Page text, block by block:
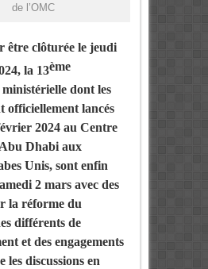
de l’OMC
être clôturée le jeudi
la 13ème
dont les
officiellement lancés
2024 au Centre
Dhabi aux
Unis, sont enfin
2 mars avec des
la réforme du
différents de
et des engagements
les discussions en